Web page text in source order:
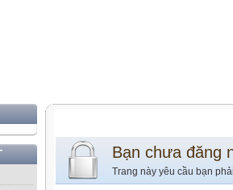
Bạn chưa đăng
Trang này yêu cầu bạn